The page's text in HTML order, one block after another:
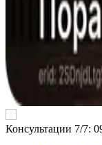
Консультации 7/7: